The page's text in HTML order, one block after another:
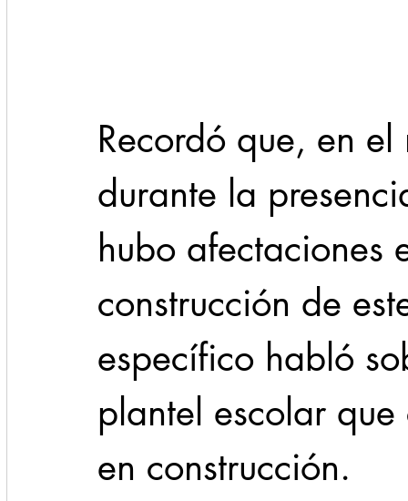
Recordó que, en
durante la
hubo afectaciones
construcción de
específico habló
plantel escolar
en construcción.